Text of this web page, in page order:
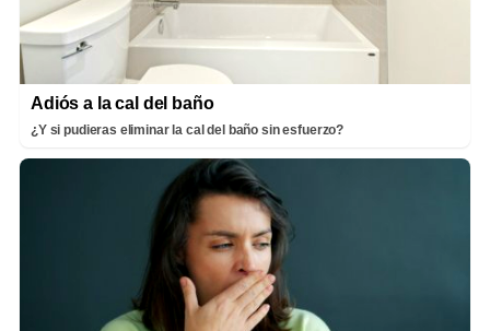
Adiós a la cal del baño
¿Y si pudieras eliminar la cal del baño sin esfuerzo?